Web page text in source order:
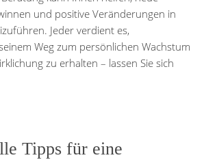
und positive Veränderungen in
Jeder verdient es,
Weg zum persönlichen Wachstum
zu erhalten – lassen Sie sich
Tipps für eine